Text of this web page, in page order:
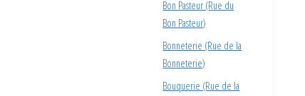
Bon Pasteur (Rue du
Bon Pasteur)
Bonneterie (Rue de la
Bonneterie)
Bouquerie (Rue de la